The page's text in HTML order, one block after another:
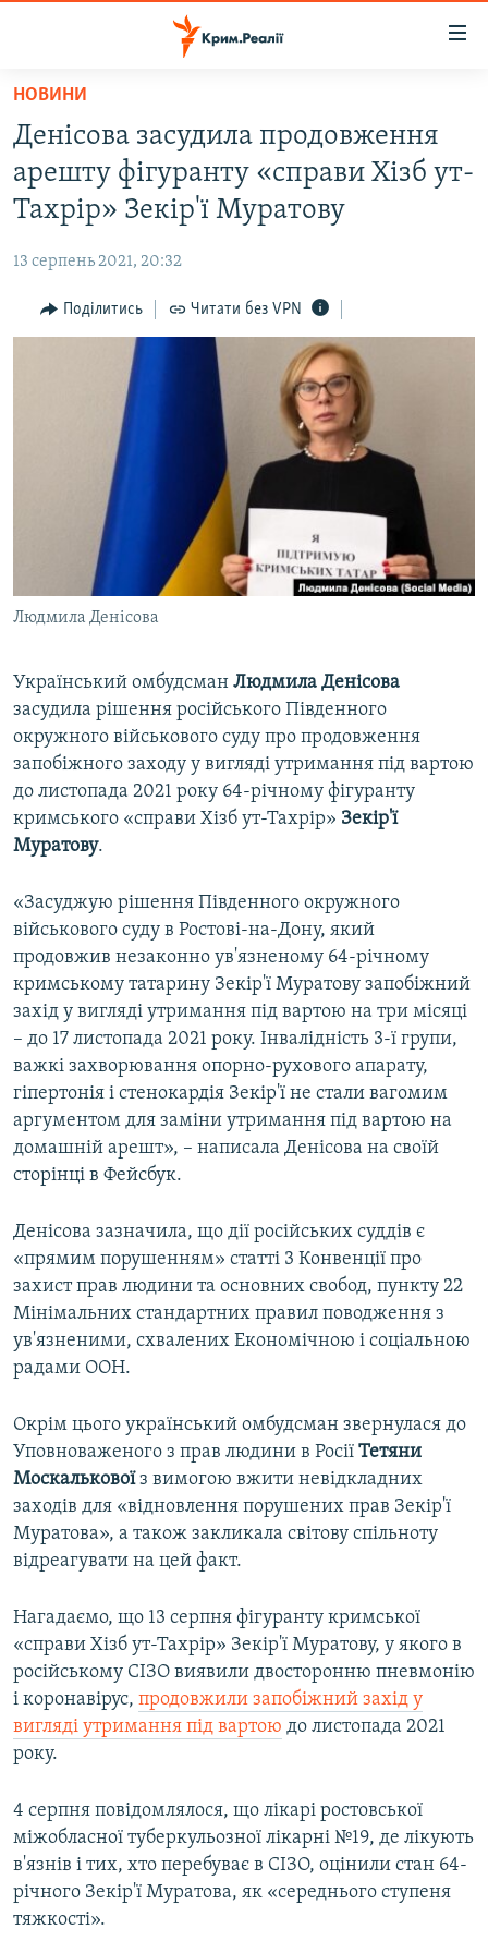
Перейти
основного
матеріалу
Перейти
до
основної
навігації
Перейти
до
ВОДА.КРИМ
ВІДЕО ТА ФОТО
БЛОГИ
ПОГЛЯД
ВСЕ ЗА ДЕНЬ
СПЕЦПРОЕКТИ
ДЕПОРТАЦІЯ
ВІДЕОУРОКИ «ELIFBE»
СВІДЧЕННЯ ОКУПАЦІЇ
УКРАЇНСЬКА ПРОБЛЕМА КРИМУ
ІНФОГРАФІКА
ЯК ОБІЙТИ БЛОКУВАННЯ
Qırımtatar
ДОЛУЧАЙСЯ!
Усі сайти RFE/RL
НОВИНИ
Денісова засудила продовження
арешту фігуранту «справи Хізб ут-
Тахрір» Зекір'ї Муратову
13 серпень 2021, 20:32
Поділитись Читати без VPN
Людмила Денісова
Український омбудсман Людмила Денісова
засудила рішення російського Південного
окружного військового суду про продовження
запобіжного заходу у вигляді утримання під вартою
до листопада 2021 року 64-річному фігуранту
кримського «справи Хізб ут-Тахрір» Зекір'ї
Муратову.
«Засуджую рішення Південного окружного
військового суду в Ростові-на-Дону, який
продовжив незаконно ув'язненому 64-річному
кримському татарину Зекір'ї Муратову запобіжний
захід у вигляді утримання під вартою на три місяці
– до 17 листопада 2021 року. Інвалідність 3-ї групи,
важкі захворювання опорно-рухового апарату,
гіпертонія і стенокардія Зекір'ї не стали вагомим
аргументом для заміни утримання під вартою на
домашній арешт», – написала Денісова на своїй
сторінці в Фейсбук.
Денісова зазначила, що дії російських суддів є
«прямим порушенням» статті 3 Конвенції про
захист прав людини та основних свобод, пункту 22
Мінімальних стандартних правил поводження з
ув'язненими, схвалених Економічною і соціальною
радами ООН.
Окрім цього український омбудсман звернулася до
Уповноваженого з прав людини в Росії Тетяни
Москальковоїз вимогою вжити невідкладних
заходів для «відновлення порушених прав Зекір'ї
Муратова», а також закликала світову спільноту
відреагувати на цей факт.
Нагадаємо, що 13 серпня фігуранту кримської
«справи Хізб ут-Тахрір» Зекір'ї Муратову, у якого в
російському СІЗО виявили двосторонню пневмонію
і коронавірус, продовжили запобіжний захід у
вигляді утримання під вартою до листопада 2021
року.
4 серпня повідомлялося, що лікарі ростовської
міжобласної туберкульозної лікарні №19, де лікують
в'язнів і тих, хто перебуває в СІЗО, оцінили стан 64-
річного Зекір'ї Муратова, як «середнього ступеня
тяжкості».